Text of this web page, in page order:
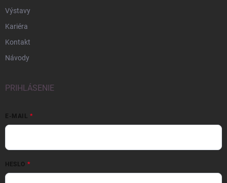
Výstavy
Kariéra
Kontakt
Návody
PRIHLÁSENIE
E-MAIL
HESLO